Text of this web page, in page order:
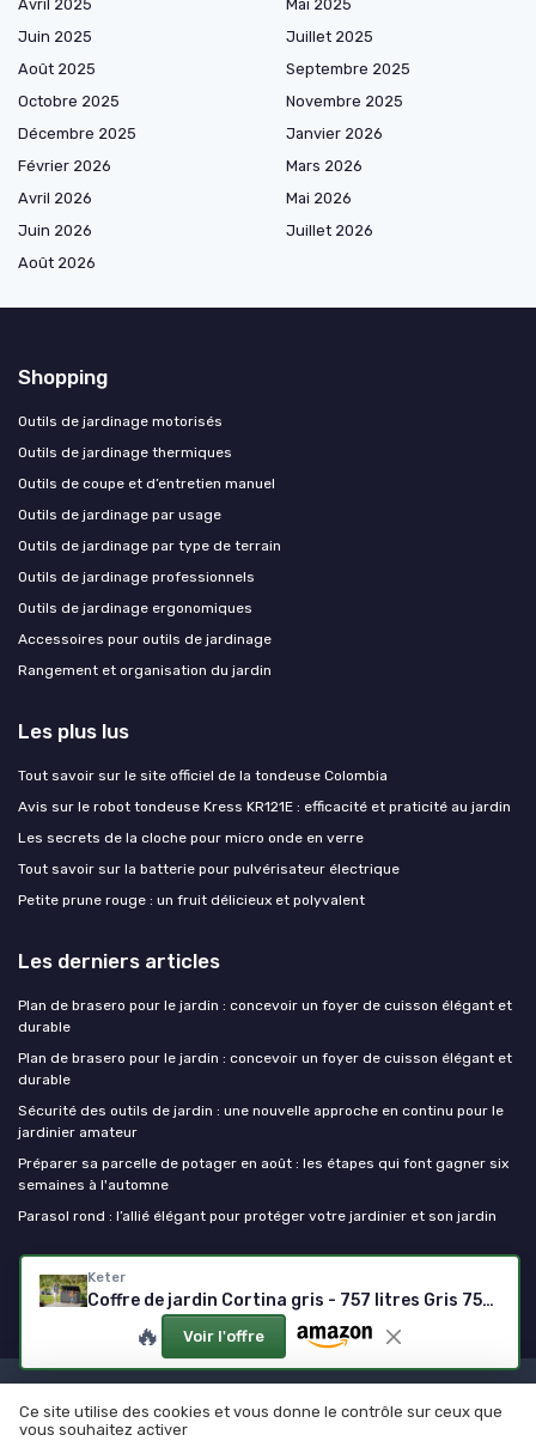
Keter
Coffre de jardin Cortina gris - 757 litres Gris 757 litres
🔥 Voir l'offre
Avril 2025
Mai 2025
Juin 2025
Juillet 2025
Août 2025
Septembre 2025
Octobre 2025
Novembre 2025
Décembre 2025
Janvier 2026
Février 2026
Mars 2026
Avril 2026
Mai 2026
Juin 2026
Juillet 2026
Août 2026
Shopping
Outils de jardinage motorisés
Outils de jardinage thermiques
Outils de coupe et d’entretien manuel
Outils de jardinage par usage
Outils de jardinage par type de terrain
Outils de jardinage professionnels
Outils de jardinage ergonomiques
Accessoires pour outils de jardinage
Rangement et organisation du jardin
Les plus lus
Tout savoir sur le site officiel de la tondeuse Colombia
Avis sur le robot tondeuse Kress KR121E : efficacité et praticité au jardin
Les secrets de la cloche pour micro onde en verre
Tout savoir sur la batterie pour pulvérisateur électrique
Petite prune rouge : un fruit délicieux et polyvalent
Les derniers articles
Plan de brasero pour le jardin : concevoir un foyer de cuisson élégant et
durable
Plan de brasero pour le jardin : concevoir un foyer de cuisson élégant et
durable
Sécurité des outils de jardin : une nouvelle approche en continu pour le
jardinier amateur
Préparer sa parcelle de potager en août : les étapes qui font gagner six
semaines à l'automne
Parasol rond : l’allié élégant pour protéger votre jardinier et son jardin
Outils de jardinage
© Outils de jardinage 2026
Ce site utilise des cookies et vous donne le contrôle sur ceux que
vous souhaitez activer